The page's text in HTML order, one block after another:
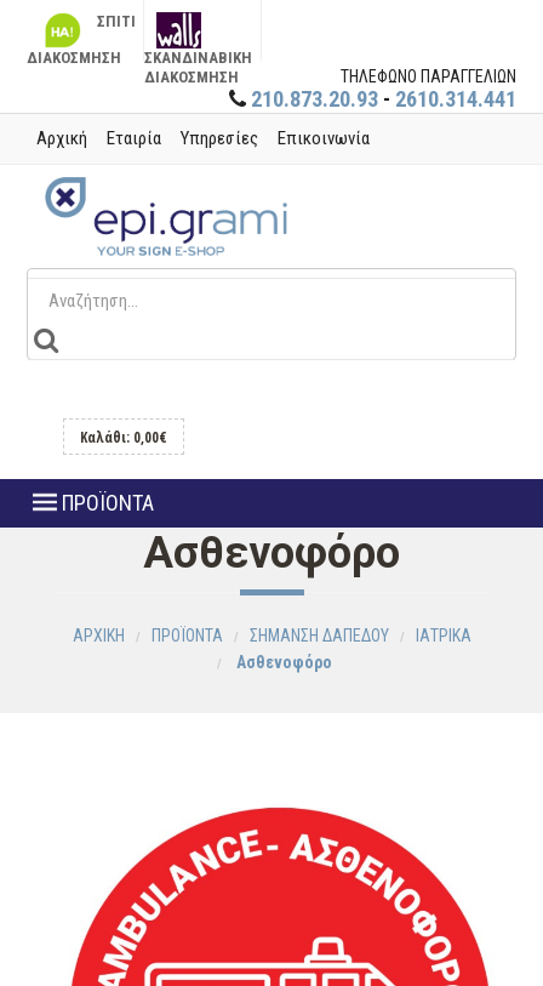
ΣΠΙΤΙ
ΔΙΑΚΟΣΜΗΣΗ
ΣΚΑΝΔΙΝΑΒΙΚΗ
ΔΙΑΚΟΣΜΗΣΗ
ΤΗΛΕΦΩΝΟ ΠΑΡΑΓΓΕΛΙΩΝ
210.873.20.93 - 2610.314.441
Αρχική Εταιρία Υπηρεσίες Επικοινωνία
Καλάθι: 0,00€
ΠΡΟΪΟΝΤΑ
Ασθενοφόρο
ΑΡΧΙΚΗ ΠΡΟΪΟΝΤΑ ΣΗΜΑΝΣΗ ΔΑΠΕΔΟΥ
ΙΑΤΡΙΚΑ
Ασθενοφόρο